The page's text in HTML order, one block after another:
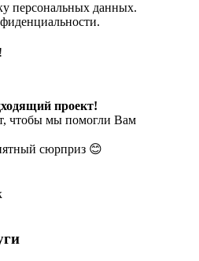
персональных данных.
проект!
чтобы мы помогли Вам
сюрприз 😊